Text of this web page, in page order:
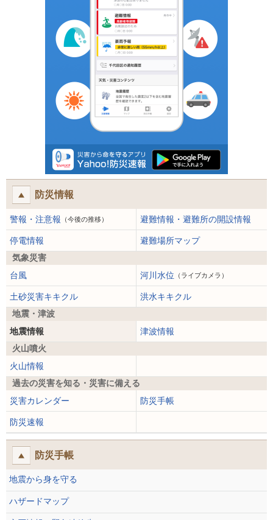
防災情報
警報・注意報 （今後の推移） 避難情報・避難所の開設情報
停電情報
避難場所マップ
気象災害
台風
河川水位 （ライブカメラ）
土砂災害キキクル
洪水キキクル
地震・津波
地震情報
津波情報
火山噴火
火山情報
過去の災害を知る・災害に備える
災害カレンダー
防災手帳
防災速報
防災手帳
地震から身を守る
ハザードマップ